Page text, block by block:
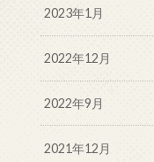
2023年1月
2022年12月
2022年9月
2021年12月